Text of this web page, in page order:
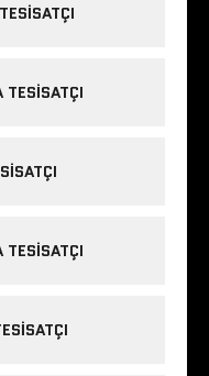
TESISATÇI
TESISATÇI